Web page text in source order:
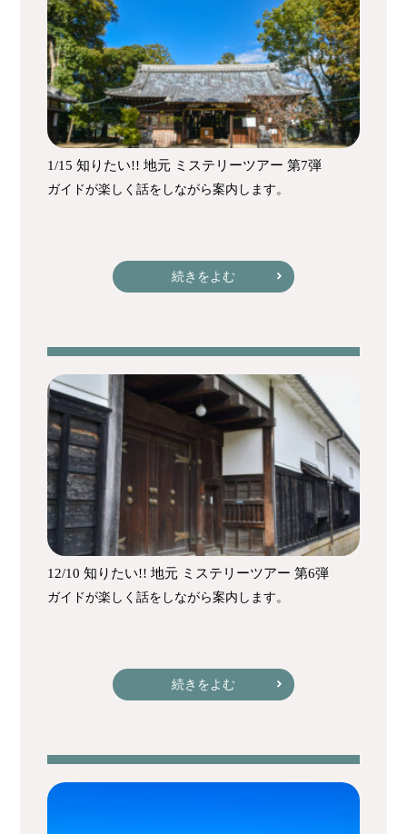
1/15 知りたい!! 地元 ミステリーツアー 第7弾
ガイドが楽しく話をしながら案内します。
続きをよむ
12/10 知りたい!! 地元 ミステリーツアー 第6弾
ガイドが楽しく話をしながら案内します。
続きをよむ